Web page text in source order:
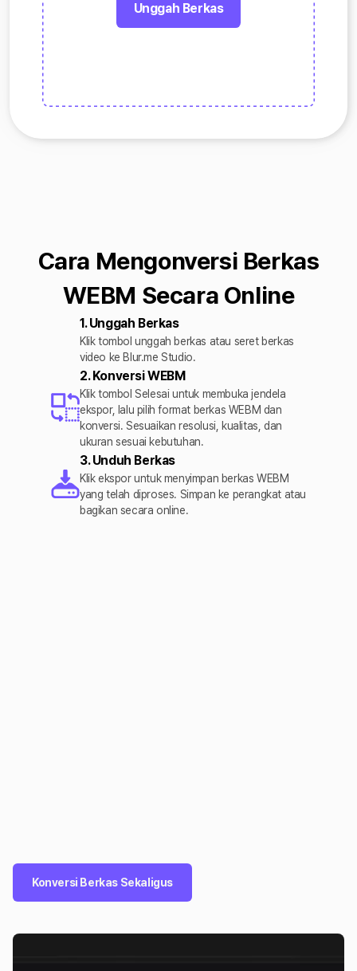
Unggah Berkas
Cara Mengonversi Berkas
WEBM Secara Online
1. Unggah Berkas
Klik tombol unggah berkas atau seret berkas
video ke Blur.me Studio.
2. Konversi WEBM
Klik tombol Selesai untuk membuka jendela
ekspor, lalu pilih format berkas WEBM dan
konversi. Sesuaikan resolusi, kualitas, dan
ukuran sesuai kebutuhan.
3. Unduh Berkas
Klik ekspor untuk menyimpan berkas WEBM
yang telah diproses. Simpan ke perangkat atau
bagikan secara online.
Konversi Berkas Sekaligus